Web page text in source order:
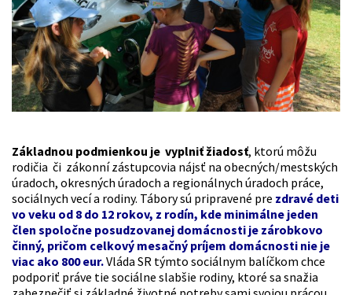
Základnou podmienkou je vyplniť žiadosť, ktorú môžu
rodičia či zákonní zástupcovia nájsť na obecných/mestských
úradoch, okresných úradoch a regionálnych úradoch práce,
sociálnych vecí a rodiny. Tábory sú pripravené pre zdravé deti
vo veku od 8 do 12 rokov, z rodín, kde minimálne jeden
člen spoločne posudzovanej domácnosti je zárobkovo
činný, pričom celkový mesačný príjem domácnosti nie je
viac ako 800 eur.Vláda SR týmto sociálnym balíčkom chce
podporiť práve tie sociálne slabšie rodiny, ktoré sa snažia